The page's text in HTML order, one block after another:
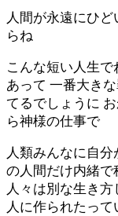
人間が永遠にひ
らね
こんな短い人生
あって 一番大き
てるでしょうに
ら神様の仕事で
人類みんなに自
の人間だけ内緒で
人々は別な生き
人に作られたっ